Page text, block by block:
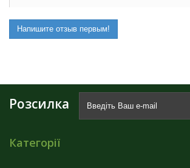
Напишите отзыв первым!
Розсилка
Категорії